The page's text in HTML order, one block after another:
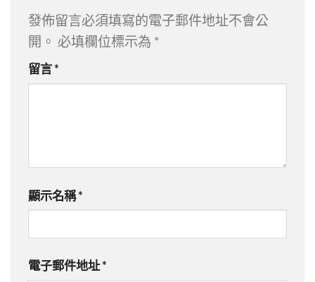
發佈留言必須填寫的電子郵件地址不會公
開。 必填欄位標示為 *
留言*
顯示名稱*
電子郵件地址*